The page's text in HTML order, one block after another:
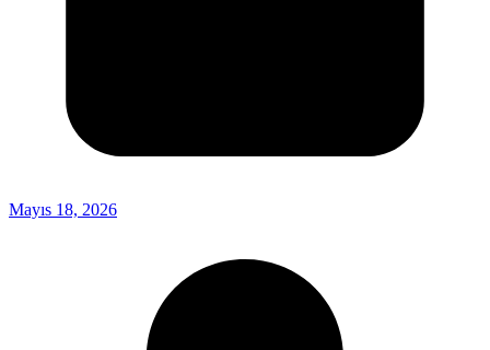
Mayıs 18, 2026